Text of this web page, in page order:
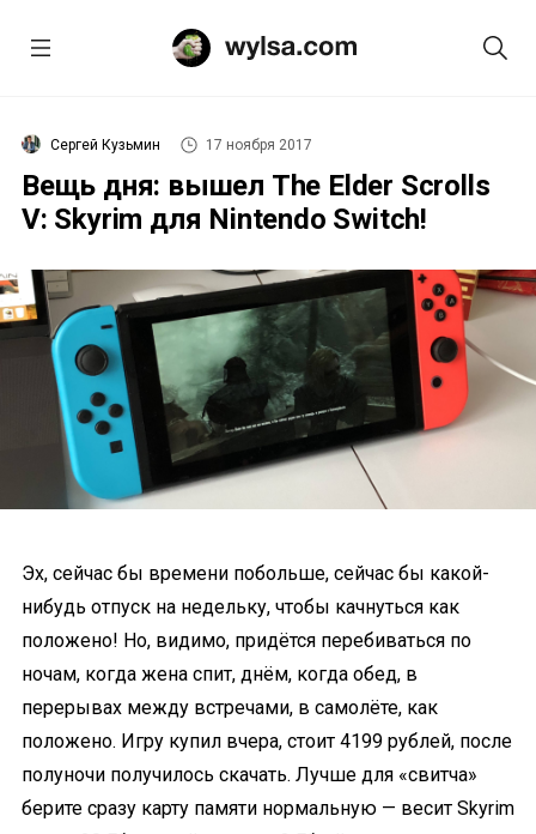
Сергей Кузьмин 17 ноября 2017
Вещь дня: вышел The Elder Scrolls
V: Skyrim для Nintendo Switch!
Эх, сейчас бы времени побольше, сейчас бы какой-
нибудь отпуск на недельку, чтобы качнуться как
положено! Но, видимо, придётся перебиваться по
ночам, когда жена спит, днём, когда обед, в
перерывах между встречами, в самолёте, как
положено. Игру купил вчера, стоит 4199 рублей, после
полуночи получилось скачать. Лучше для «свитча»
берите сразу карту памяти нормальную — весит Skyrim